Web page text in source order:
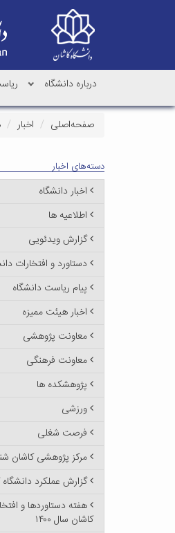
درباره دانشگاه
صفحه‌اصلی اخبار
دسته‌های اخبار
اخبار دانشگاه
اطلاعیه ها
گزارش ویدئویی
دستاورد و افتخارات
پیام ریاست دانشگاه
اخبار هیئت ممیزه
معاونت پژوهشی
معاونت فرهنگی
پژوهشکده ها
ورزشی
فرصت شغلی
مرکز پژوهشی کاشان
گزارش عملکرد دانشگاه کاشان
هفته دستاوردها و
کاشان سال ۱۴۰۰